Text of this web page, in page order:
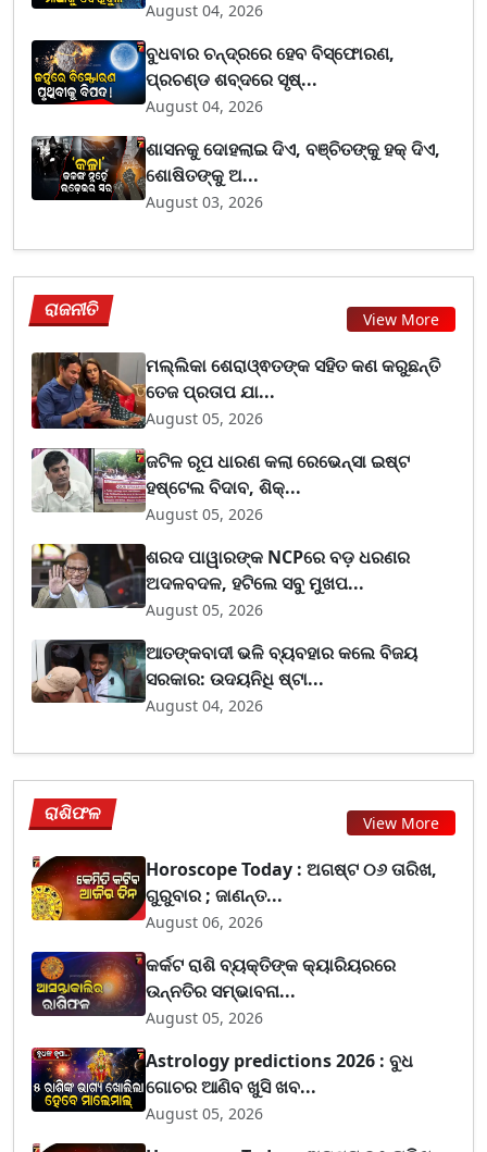
August 04, 2026
ବୁଧବାର ଚନ୍ଦ୍ରରେ ହେବ ବିସ୍ଫୋରଣ,
ପ୍ରଚଣ୍ଡ ଶବ୍ଦରେ ସୃଷ୍...
August 04, 2026
ଶାସନକୁ ଦୋହଲାଇ ଦିଏ, ବଞ୍ଚିତଙ୍କୁ ହକ୍ ଦିଏ,
ଶୋଷିତଙ୍କୁ ଅ...
August 03, 2026
ରାଜନୀତି View More
ମଲ୍ଲିକା ଶେରାଓ୍ଵତଙ୍କ ସହିତ କଣ କରୁଛନ୍ତି
ତେଜ ପ୍ରତାପ ଯା...
August 05, 2026
ଜଟିଳ ରୂପ ଧାରଣ କଲା ରେଭେନ୍ସା ଇଷ୍ଟ
ହଷ୍ଟେଲ ବିଦାବ, ଶିକ୍...
August 05, 2026
ଶରଦ ପାୱାରଙ୍କ NCPରେ ବଡ଼ ଧରଣର
ଅଦଳବଦଳ, ହଟିଲେ ସବୁ ମୁଖପ...
August 05, 2026
ଆତଙ୍କବାଦୀ ଭଳି ବ୍ୟବହାର କଲେ ବିଜୟ
ସରକାର: ଉଦୟନିଧି ଷ୍ଟା...
August 04, 2026
ରାଶିଫଳ View More
Horoscope Today : ଅଗଷ୍ଟ ୦୬ ତାରିଖ,
ଗୁରୁବାର ; ଜାଣନ୍ତ...
August 06, 2026
କର୍କଟ ରାଶି ବ୍ୟକ୍ତିଙ୍କ କ୍ୟାରିୟରରେ
ଉନ୍ନତିର ସମ୍ଭାବନା...
August 05, 2026
Astrology predictions 2026 : ବୁଧ
ଗୋଚର ଆଣିବ ଖୁସି ଖବ...
August 05, 2026